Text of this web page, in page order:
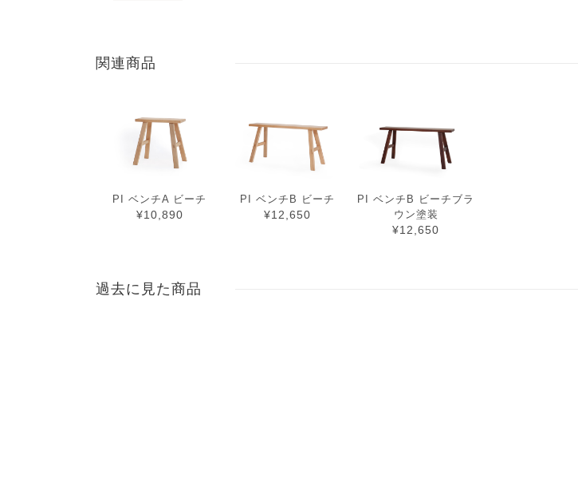
関連商品
PI ベンチA ビーチ
¥10,890
PI ベンチB ビーチ
¥12,650
PI ベンチB ビーチブラ
ウン塗装
¥12,650
過去に見た商品